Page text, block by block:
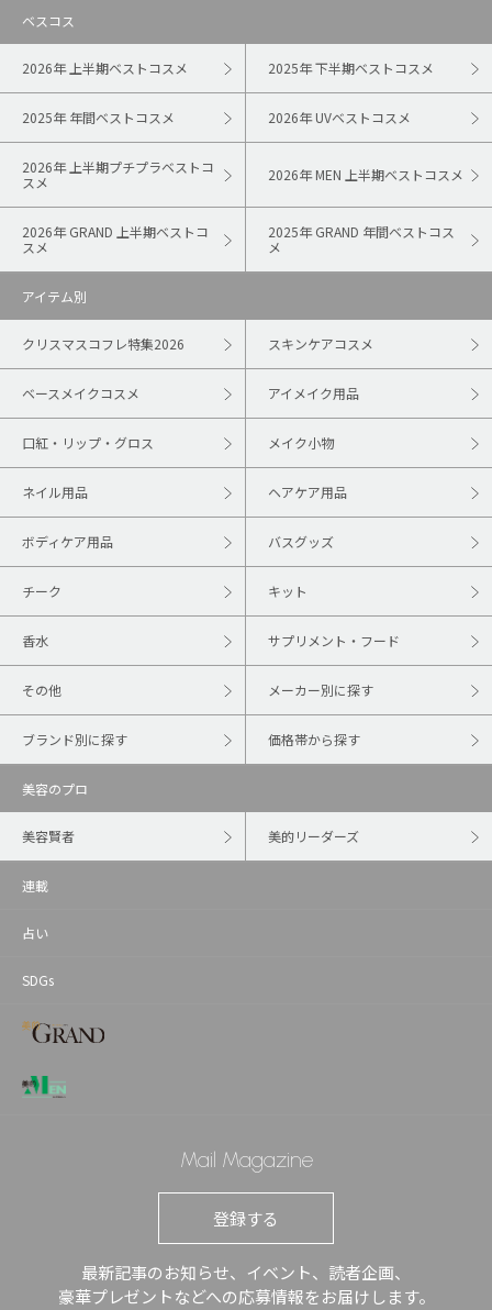
ベスコス
2026年 上半期ベストコスメ 2025年 下半期ベストコスメ
2025年 年間ベストコスメ 2026年 UVベストコスメ
2026年 上半期プチプラベストコ
スメ
2026年 MEN 上半期ベストコスメ
2026年 GRAND 上半期ベストコ
スメ
2025年 GRAND 年間ベストコス
メ
アイテム別
クリスマスコフレ特集2026 スキンケアコスメ
ベースメイクコスメ アイメイク用品
口紅・リップ・グロス メイク小物
ネイル用品 ヘアケア用品
ボディケア用品 バスグッズ
チーク キット
香水 サプリメント・フード
その他 メーカー別に探す
ブランド別に探す 価格帯から探す
美容のプロ
美容賢者 美的リーダーズ
連載
占い
SDGs
Mail Magazine
登録する
最新記事のお知らせ、イベント、読者企画、
豪華プレゼントなどへの応募情報をお届けします。